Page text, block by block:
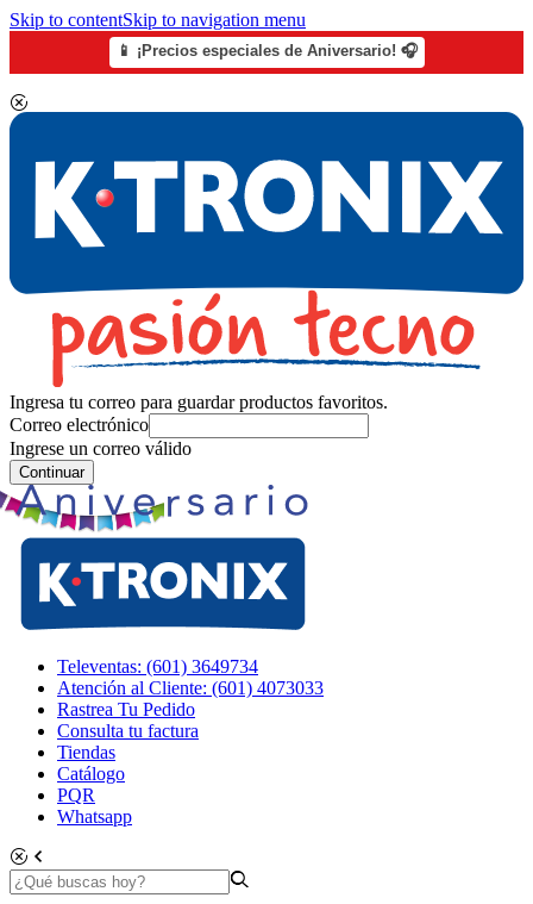
Skip to contentSkip to navigation menu
📱 ¡Precios especiales de Aniversario! 🎧
Ingresa tu correo para guardar productos favoritos.
Correo electrónico
Ingrese un correo válido
Continuar
Televentas: (601) 3649734
Atención al Cliente: (601) 4073033
Rastrea Tu Pedido
Consulta tu factura
Tiendas
Catálogo
PQR
Whatsapp